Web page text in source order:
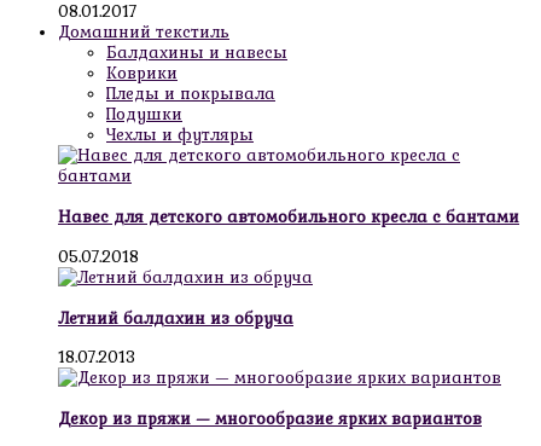
08.01.2017
Домашний текстиль
Балдахины и навесы
Коврики
Пледы и покрывала
Подушки
Чехлы и футляры
Навес для детского автомобильного кресла с бантами
05.07.2018
Летний балдахин из обруча
18.07.2013
Декор из пряжи — многообразие ярких вариантов